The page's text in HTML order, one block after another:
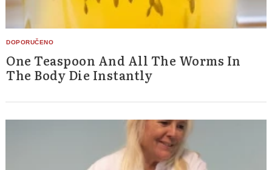
One Teaspoon And All The Worms In
The Body Die Instantly